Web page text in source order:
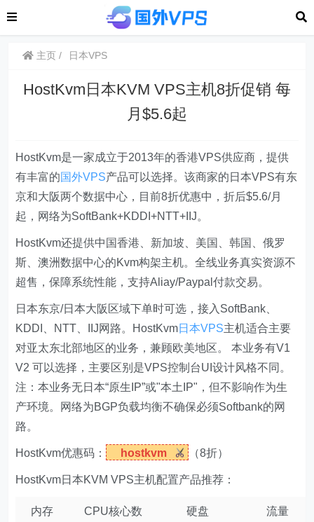
主页 日本VPS
HostKvm日本KVM VPS主机8折促销 每
月$5.6起
HostKvm是一家成立于2013年的香港VPS供应商，提供
有丰富的国外VPS产品可以选择。该商家的日本VPS有东
京和大阪两个数据中心，目前8折优惠中，折后$5.6/月
起，网络为SoftBank+KDDI+NTT+IIJ。
HostKvm还提供中国香港、新加坡、美国、韩国、俄罗
斯、澳洲数据中心的Kvm构架主机。全线业务真实资源不
超售，保障系统性能，支持Aliay/Paypal付款交易。
日本东京/日本大阪区域下单时可选，接入SoftBank、
KDDI、NTT、IIJ网路。HostKvm日本VPS主机适合主要
对亚太东北部地区的业务，兼顾欧美地区。 本业务有V1
V2 可以选择，主要区别是VPS控制台UI设计风格不同。
注：本业务无日本“原生IP”或"本土IP"，但不影响作为生
产环境。网络为BGP负载均衡不确保必须Softbank的网
路。
HostKvm优惠码： hostkvm （8折）
HostKvm日本KVM VPS主机配置产品推荐：
内存 CPU核心数 硬盘 流量